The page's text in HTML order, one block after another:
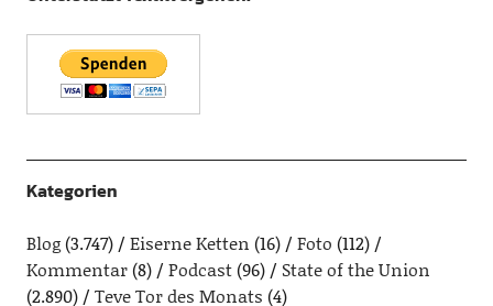
Kategorien
Blog(3.747) Eiserne Ketten (16) Foto (112)
Kommentar(8) Podcast(96)
State of the Union
(2.890)
Teve Tor des Monats (4)